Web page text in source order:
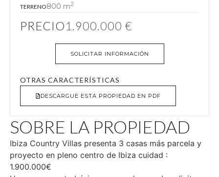
TERRENO800 m2
PRECIO1.900.000 €
SOLICITAR INFORMACIÓN
OTRAS CARACTERÍSTICAS
DESCARGUE ESTA PROPIEDAD EN PDF
SOBRE LA PROPIEDAD
Ibiza Country Villas presenta 3 casas más parcela y
proyecto en pleno centro de Ibiza cuidad :
1.900.000€